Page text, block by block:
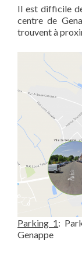
Il est difficile
centre de
trouvent à
Parking 1:
Genappe